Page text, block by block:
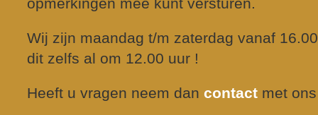
opmerkingen mee kunt versturen.
Wij zijn maandag t/m zaterdag vanaf
dit zelfs al om 12.00 uur !
Heeft u vragen neem dan contactmet